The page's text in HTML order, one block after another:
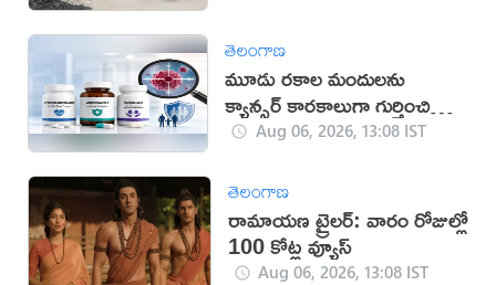
తెలంగాణ
మూడు రకాల మందులను
క్యాన్సర్ కారకాలుగా గుర్తించిన
WHOAug 06, 2026, 13:08 IST
తెలంగాణ
రామాయణ ట్రైలర్: వారం రోజుల్లో
100 కోట్ల వ్యూస్
Aug 06, 2026, 13:08 IST